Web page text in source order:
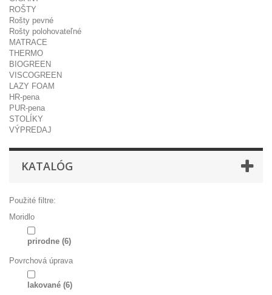
ROŠTY
Rošty pevné
Rošty polohovateľné
MATRACE
THERMO
BIOGREEN
VISCOGREEN
LAZY FOAM
HR-pena
PUR-pena
STOLÍKY
VÝPREDAJ
KATALÓG
Použité filtre:
Moridlo
prirodne (6)
Povrchová úprava
lakované (6)